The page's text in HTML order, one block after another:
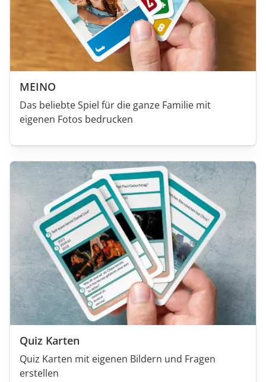
MEINO
Das beliebte Spiel für die ganze Familie mit
eigenen Fotos bedrucken
Quiz Karten
Quiz Karten mit eigenen Bildern und Fragen
erstellen